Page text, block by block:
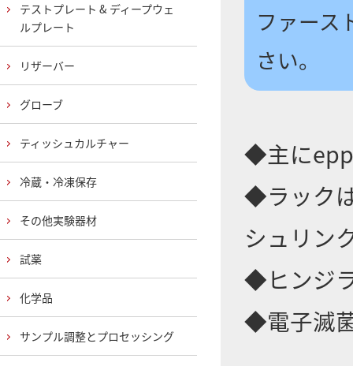
ファース
さい。
◆主に
◆ラック
シュリン
◆ヒンジ
◆電子滅
テストプレート & ディープウェ
ルプレート
リザーバー
グローブ
ティッシュカルチャー
冷蔵・冷凍保存
その他実験器材
試薬
化学品
サンプル調整とプロセッシング